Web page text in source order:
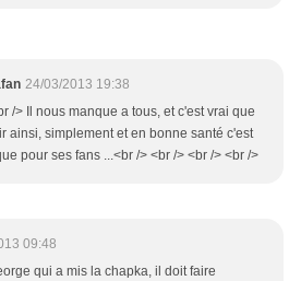
24/03/2013 19:38
/> Il nous manque a tous, et c'est vrai que
ainsi, simplement et en bonne santé c'est
pour ses fans ...<br /> <br /> <br /> <br />
09:48
qui a mis la chapka, il doit faire